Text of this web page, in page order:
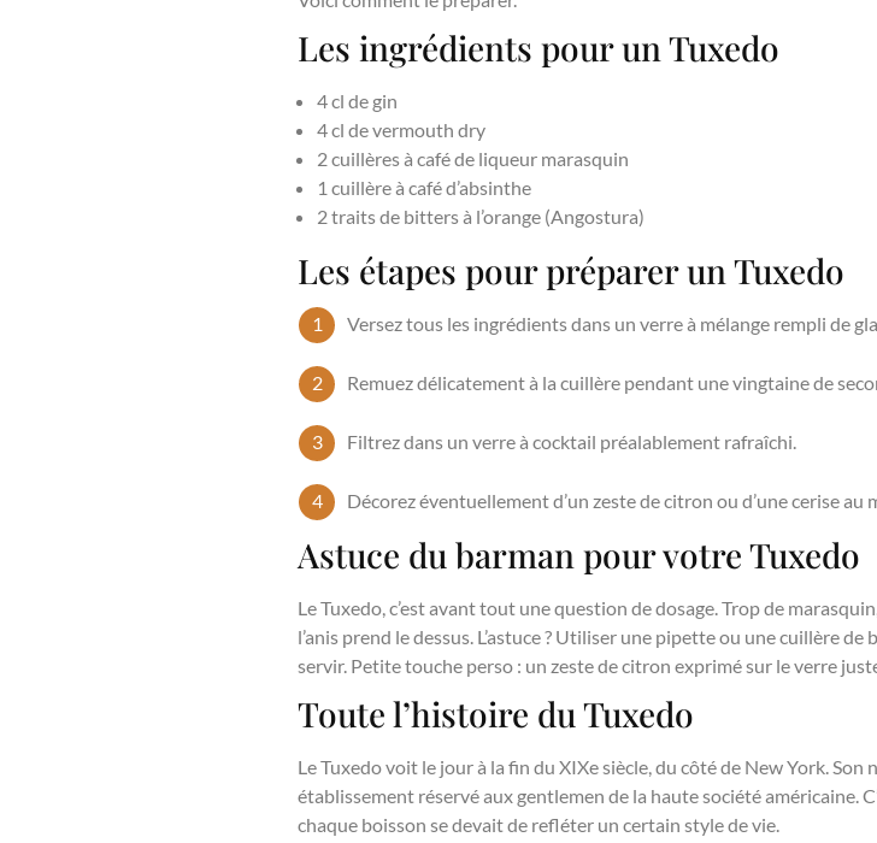
Les ingrédients pour un Tuxedo
4 cl de gin
4 cl de vermouth dry
2 cuillères à café de liqueur marasquin
1 cuillère à café d’absinthe
2 traits de bitters à l’orange (Angostura)
Les étapes pour préparer un Tuxedo
Versez tous les ingrédients dans un verre à mélange rempli de
Remuez délicatement à la cuillère pendant une vingtaine de
Filtrez dans un verre à cocktail préalablement rafraîchi.
Décorez éventuellement d’un zeste de citron ou d’une cerise au
Astuce du barman pour votre Tuxedo
Le Tuxedo, c’est avant tout une question de dosage. Trop de
l’anis prend le dessus. L’astuce ? Utiliser une pipette ou une cuillère
servir. Petite touche perso : un zeste de citron exprimé sur le verre
Toute l’histoire du Tuxedo
Le Tuxedo voit le jour à la fin du XIXe siècle, du côté de New York.
établissement réservé aux gentlemen de la haute société américaine.
chaque boisson se devait de refléter un certain style de vie.